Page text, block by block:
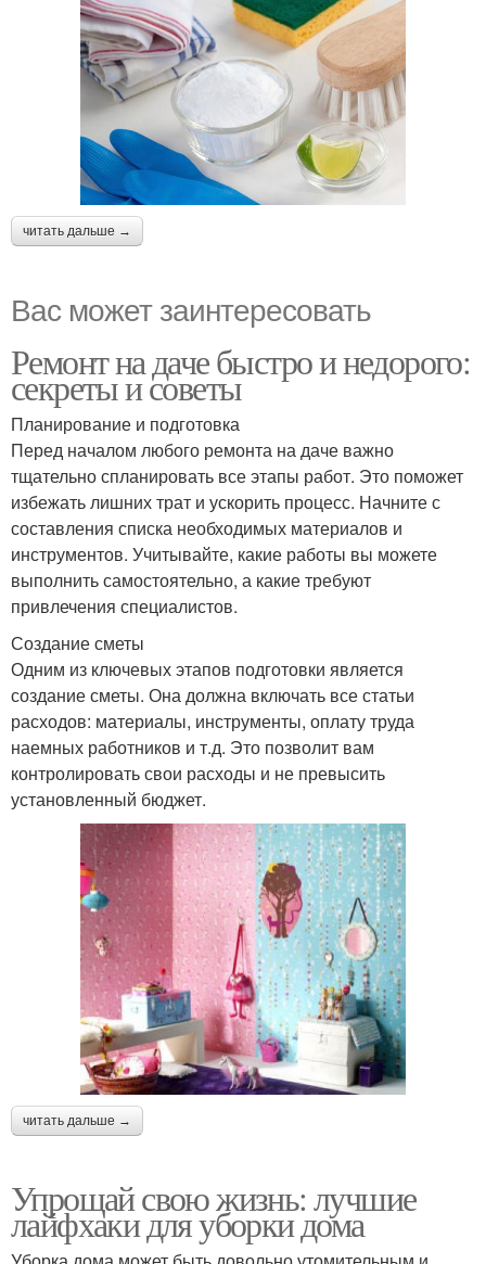
читать дальше →
Вас может заинтересовать
Ремонт на даче быстро и недорого:
секреты и советы
Планирование и подготовка
Перед началом любого ремонта на даче важно
тщательно спланировать все этапы работ. Это поможет
избежать лишних трат и ускорить процесс. Начните с
составления списка необходимых материалов и
инструментов. Учитывайте, какие работы вы можете
выполнить самостоятельно, а какие требуют
привлечения специалистов.
Создание сметы
Одним из ключевых этапов подготовки является
создание сметы. Она должна включать все статьи
расходов: материалы, инструменты, оплату труда
наемных работников и т.д. Это позволит вам
контролировать свои расходы и не превысить
установленный бюджет.
читать дальше →
Упрощай свою жизнь: лучшие
лайфхаки для уборки дома